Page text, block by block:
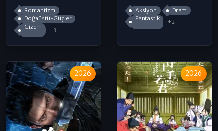
Romantizm
Doğaüstü-Güçler
Gizem
+3
Aksiyon
Dram
Fantastik
+2
2026 2026